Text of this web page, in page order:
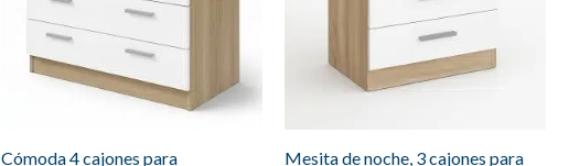
Cómoda 4 cajones para Mesita de noche, 3 cajones para